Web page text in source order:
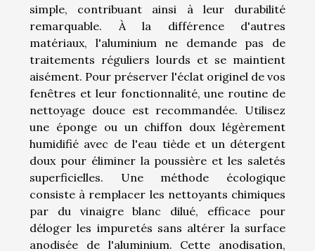
simple, contribuant ainsi à leur durabilité
remarquable. À la différence d'autres
matériaux, l'aluminium ne demande pas de
traitements réguliers lourds et se maintient
aisément. Pour préserver l'éclat originel de vos
fenêtres et leur fonctionnalité, une routine de
nettoyage douce est recommandée. Utilisez
une éponge ou un chiffon doux légèrement
humidifié avec de l'eau tiède et un détergent
doux pour éliminer la poussière et les saletés
superficielles. Une méthode écologique
consiste à remplacer les nettoyants chimiques
par du vinaigre blanc dilué, efficace pour
déloger les impuretés sans altérer la surface
anodisée de l'aluminium. Cette anodisation,